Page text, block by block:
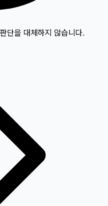
단을 대체하지 않습니다.